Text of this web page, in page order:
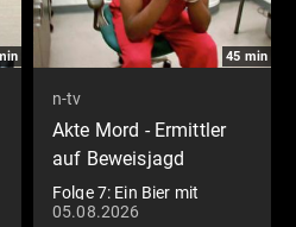
45 min
n-tv
Akte Mord - Ermittler
auf Beweisjagd
Folge 7: Ein Bier mit
tödlichen Folgen
05.08.2026